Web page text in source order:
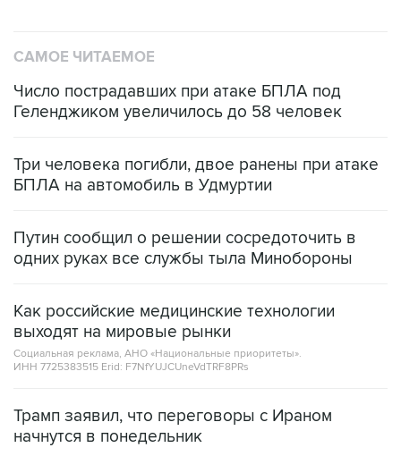
САМОЕ ЧИТАЕМОЕ
Число пострадавших при атаке БПЛА под
Геленджиком увеличилось до 58 человек
Три человека погибли, двое ранены при атаке
БПЛА на автомобиль в Удмуртии
Путин сообщил о решении сосредоточить в
одних руках все службы тыла Минобороны
Как российские медицинские технологии
выходят на мировые рынки
Социальная реклама, АНО «Национальные приоритеты».
ИНН 7725383515 Erid: F7NfYUJCUneVdTRF8PRs
Трамп заявил, что переговоры с Ираном
начнутся в понедельник